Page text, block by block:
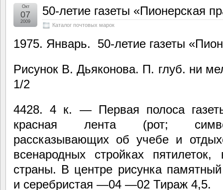
50-летие газеты «Пионерская
Каталог почтовых марок
Окт
07
2009
1975. Январь. 50-летие газеты
Рисунок В. Дьяконова. П. глуб. ни
1/2
4428. 4 к. — Первая полоса
красная лента (рот;
рассказывающих об учебе и
всенародных стройках
страны. В центре рисунка
и серебристая —04 —02 Тираж 4,5.